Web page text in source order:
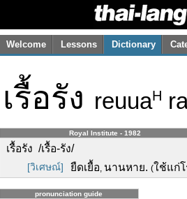
Welcome Lessons Dictionary
เรื้อรัง reuuaH
Royal Institute - 1982
เรื้อรัง /เรื้อ-รัง/
[วิเศษณ์] ยืดเยื้อ, นานหาย. (ใช้แก่
pronunciation guide